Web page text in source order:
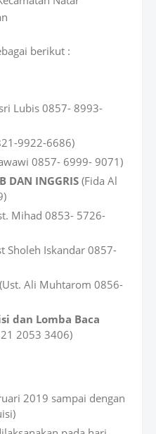
berikut :
Lubis 0857- 8993-
9922-6686)
0857- 6999- 9071)
DAN INGGRIS (Fida Al
Mihad 0853- 5726-
Sholeh Iskandar 0857-
(Ust. Ali Muhtarom 0856-
dan Lomba Baca
2053 3406)
2019 sampai dengan